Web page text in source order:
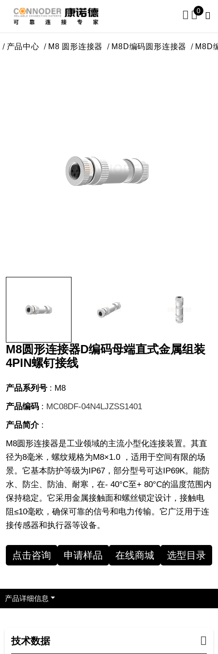
0
产品中心 M8 圆形连接器 M8D编码圆形连接器
M8圆形连接器D编码母端直式金属组装
4PIN螺钉接线
产品系列号 : M8
产品编码 : MC08DF-04N4LJZSS1401
产品简介:
M8圆形连接器是工业领域的主流小型化连接装置。其直
径为8毫米，螺纹规格为M8×1.0 ，适用于空间有限的场
景。它基本防护等级为IP67，部分型号可达IP69K。能防
水、防尘、防油、耐寒，在- 40°C至+ 80°C的温度范围内
保持稳定。它采用金属接触面和螺丝锁定设计，接触电
阻≤10毫欧，确保可靠的信号和电力传输。它广泛用于连
接传感器和执行器等设备。
点击咨询 申请样品 在线商城 选型目录
产品详细信息
技术数据